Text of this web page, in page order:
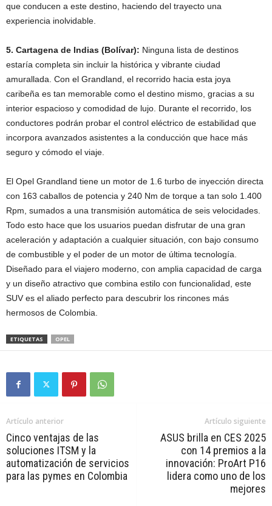
que conducen a este destino, haciendo del trayecto una
experiencia inolvidable.
5. Cartagena de Indias (Bolívar): Ninguna lista de destinos
estaría completa sin incluir la histórica y vibrante ciudad
amurallada. Con el Grandland, el recorrido hacia esta joya
caribeña es tan memorable como el destino mismo, gracias a su
interior espacioso y comodidad de lujo. Durante el recorrido, los
conductores podrán probar el control eléctrico de estabilidad que
incorpora avanzados asistentes a la conducción que hace más
seguro y cómodo el viaje.
El Opel Grandland tiene un motor de 1.6 turbo de inyección directa
con 163 caballos de potencia y 240 Nm de torque a tan solo 1.400
Rpm, sumados a una transmisión automática de seis velocidades.
Todo esto hace que los usuarios puedan disfrutar de una gran
aceleración y adaptación a cualquier situación, con bajo consumo
de combustible y el poder de un motor de última tecnología.
Diseñado para el viajero moderno, con amplia capacidad de carga
y un diseño atractivo que combina estilo con funcionalidad, este
SUV es el aliado perfecto para descubrir los rincones más
hermosos de Colombia.
ETIQUETAS OPEL
Artículo anterior
Cinco ventajas de las
soluciones ITSM y la
automatización de servicios
para las pymes en Colombia
Artículo siguiente
ASUS brilla en CES 2025
con 14 premios a la
innovación: ProArt P16
lidera como uno de los
mejores